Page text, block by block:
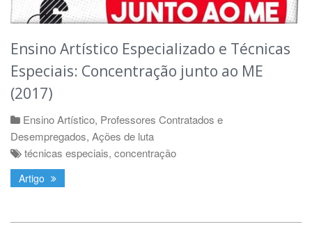
Ensino Artístico Especializado e Técnicas
Especiais: Concentração junto ao ME
(2017)
Ensino Artístico, Professores Contratados e
Desempregados, Ações de luta
técnicas especiais, concentração
Artigo